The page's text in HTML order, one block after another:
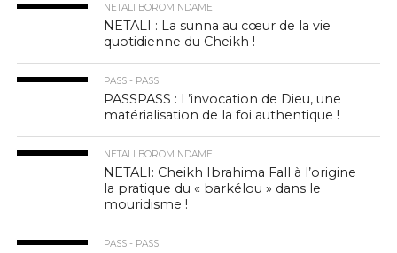
NETALI BOROM NDAME
NETALI : La sunna au cœur de la vie
quotidienne du Cheikh !
PASS - PASS
PASSPASS : L’invocation de Dieu, une
matérialisation de la foi authentique !
NETALI BOROM NDAME
NETALI: Cheikh Ibrahima Fall à l’origine
la pratique du « barkélou » dans le
mouridisme !
PASS - PASS